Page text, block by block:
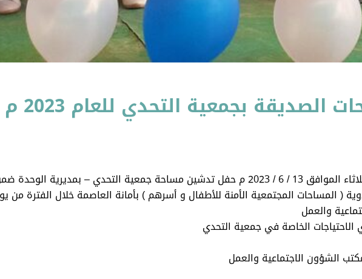
بجمعية التحدي للعام 2023 م
أقامت جمعية التحدي لرعاية وتأهيل المعاقات يوم الثلاثاء الموافق 13 / 6 / 2023 م حفل تدشين مساحة جمعية
والعمل
الخاصة في جمعية التحدي
الشؤون الاجتماعية والعمل